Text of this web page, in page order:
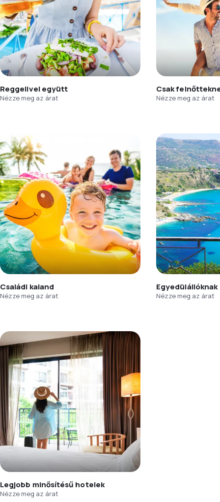
Reggelivel együtt
Nézze meg az árat
Csak
Nézze meg az árat
Családi kaland
Nézze meg az árat
Egyedülállóknak
Nézze meg az árat
Legjobb minősítésű hotelek
Nézze meg az árat